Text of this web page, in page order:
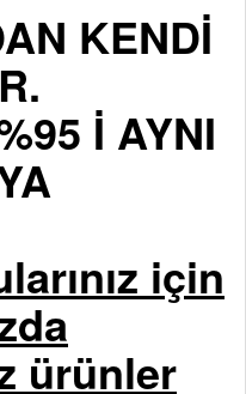
KENDİ
İ AYNI
için
ürünler